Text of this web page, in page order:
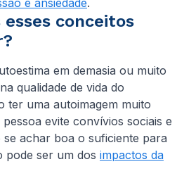
e ansiedade.
conceitos
em demasia ou muito
qualidade de vida do
ter uma autoimagem muito
evite convívios sociais e
achar boa o suficiente para
pode ser um dos impactos da